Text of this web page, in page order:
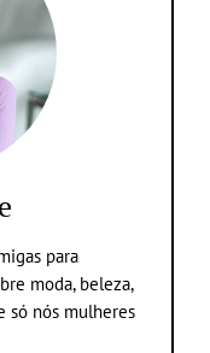
para
moda, beleza,
só nós mulheres